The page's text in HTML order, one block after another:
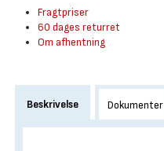
Fragtpriser
60 dages returret
Om afhentning
Beskrivelse Dokumenter